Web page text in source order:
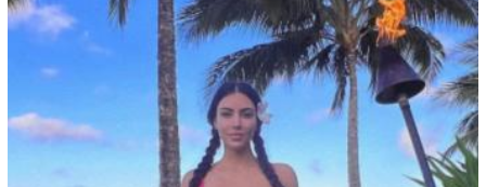
ΣΥΝΔΕΣΜΟΙ
Tv
Πρώτο